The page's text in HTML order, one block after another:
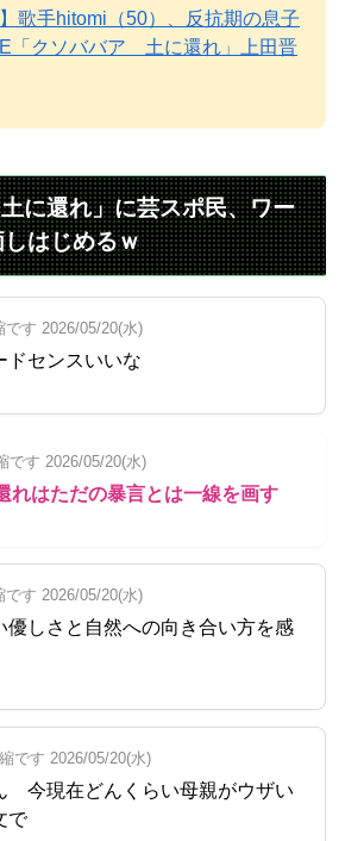
】歌手hitomi（50）、反抗期の息子
「クソババア 土に還れ」上田晋
に還れ」に芸スポ民、ワー
はじめるｗ
す 2026/05/20(水)
センスいいな
です 2026/05/20(水)
れはただの暴言とは一線を画す
す 2026/05/20(水)
優しさと自然への向き合い方を感
です 2026/05/20(水)
今現在どんくらい母親がウザい
で